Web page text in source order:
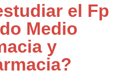
el Fp
Medio
y